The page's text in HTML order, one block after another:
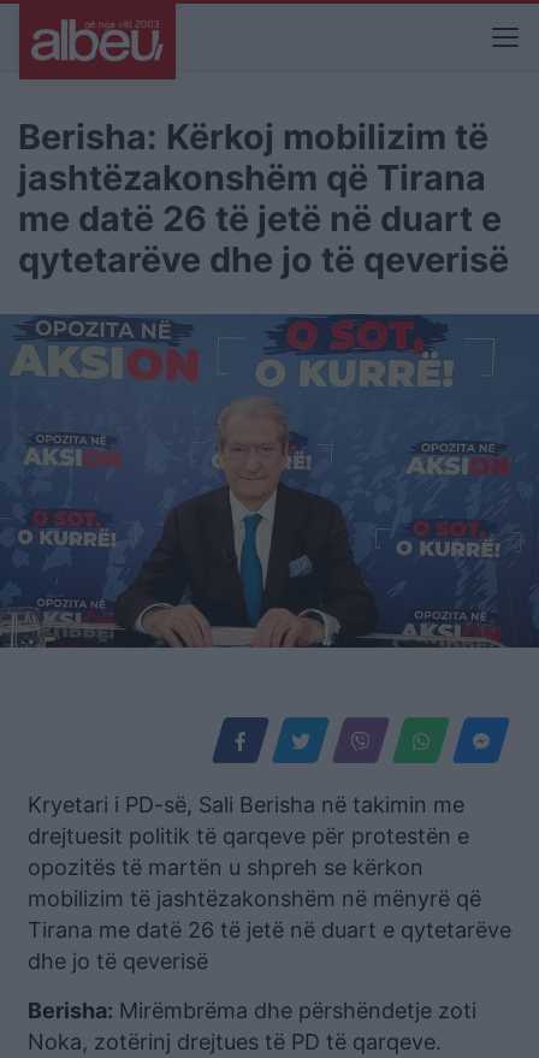
Berisha: Kërkoj mobilizim të
jashtëzakonshëm që Tirana
me datë 26 të jetë në duart e
qytetarëve dhe jo të qeverisë
Kryetari i PD-së, Sali Berisha në takimin me
drejtuesit politik të qarqeve për protestën e
opozitës të martën u shpreh se kërkon
mobilizim të jashtëzakonshëm në mënyrë që
Tirana me datë 26 të jetë në duart e qytetarëve
dhe jo të qeverisë
Berisha: Mirëmbrëma dhe përshëndetje zoti
Noka, zotërinj drejtues të PD të qarqeve.